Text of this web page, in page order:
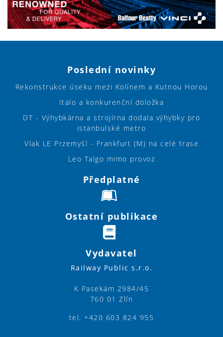
Poslední novinky
Rekonstrukce úseku mezi Kolínem a Kutnou Horou
Italo a konkurenční doložka
DT - Výhybkárna a strojírna dodala výhybky pro
istanbulské metro
Vlak LE Przemyśl - Frankfurt (M) na celé trase
Leo Talgo mimo provoz
Předplatné
Ostatní publikace
Vydavatel
Railway Public s.r.o.
K Pasekám 2984/45
760 01 Zlín
tel. +420 603 824 955